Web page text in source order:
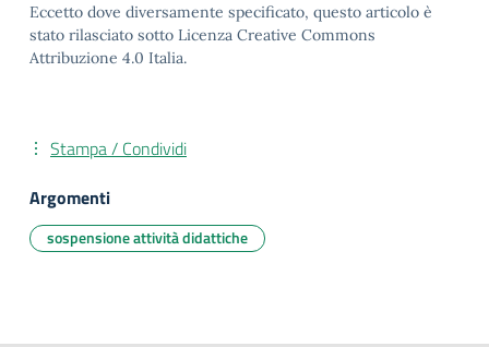
Eccetto dove diversamente specificato, questo articolo è
stato rilasciato sotto Licenza Creative Commons
Attribuzione 4.0 Italia.
Stampa / Condividi
Argomenti
sospensione attività didattiche